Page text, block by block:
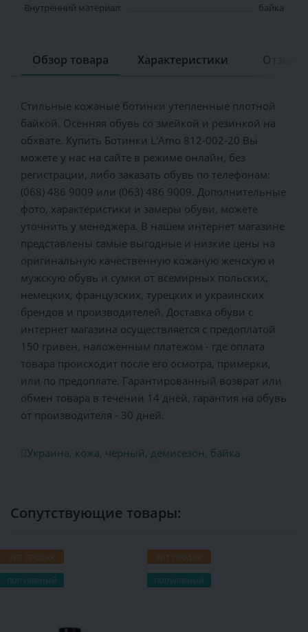
Внутренний материал:
байка
Обзор товара Характеристики
Стильные кожаные ботинки утепленные плотной
байкой. Осенняя обувь со змейкой и резинкой на
обхвате. Купить Ботинки L'Amo 812-002-20 Вы
можете у нас на сайте в режиме онлайн, без
регистрации, либо заказать обувь по телефонам:
(068) 486 9009 или (063) 486 9009. Дополнительные
фото, характеристики и замеры обуви, можете
уточнить у менеджера. В нашем интернет магазине
представлены самые выгодные и низкие цены на
оригинальную качественную кожаную женскую и
мужскую обувь и сумки от всемирных польских,
немецких, французских, турецких и украинских
брендов и производителей. Доставка обуви с
интернет магазина осуществляется c предоплатой
150 гривен, наложенным платежом - где оплата
товара происходит после его осмотра, примерки,
или по предоплате. Гарантированный возврат или
обмен товара в течении 14 дней, гарантия на обувь
от производителя - 30 дней.
Украина, кожа, черный, демисезон, байка
Сопутствующие товары:
ХИТ ПРОДАЖ
ПОПУЛЯРНЫЙ
ХИТ ПРОДАЖ
ПОПУЛЯРНЫЙ